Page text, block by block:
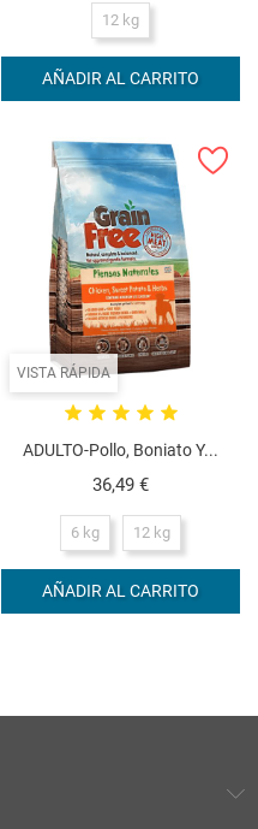
12 kg
AÑADIR AL CARRITO
VISTA RÁPIDA
ADULTO-Pollo, Boniato Y...
36,49 €Precio
6 kg 12 kg
AÑADIR AL CARRITO